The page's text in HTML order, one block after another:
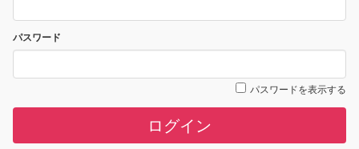
パスワード
パスワードを表示する
ログイン